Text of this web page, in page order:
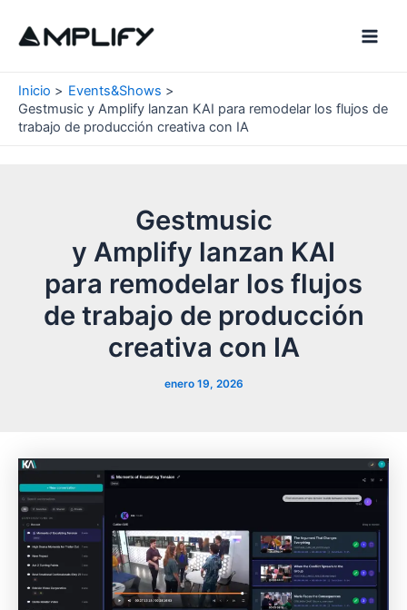
Inicio
Events&Shows
Gestmusic y Amplify lanzan KAI para remodelar los flujos de
trabajo de producción creativa con IA
Gestmusic
y Amplify lanzan KAI
para remodelar los flujos
de trabajo de producción
creativa con IA
enero 19, 2026